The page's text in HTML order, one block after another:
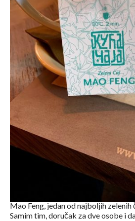
Mao Feng, jedan od najboljih zelenih
Samim tim, doručak za dve osobe i